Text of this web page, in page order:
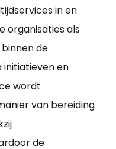
in en
organisaties als
de
en
wordt
van bereiding
de